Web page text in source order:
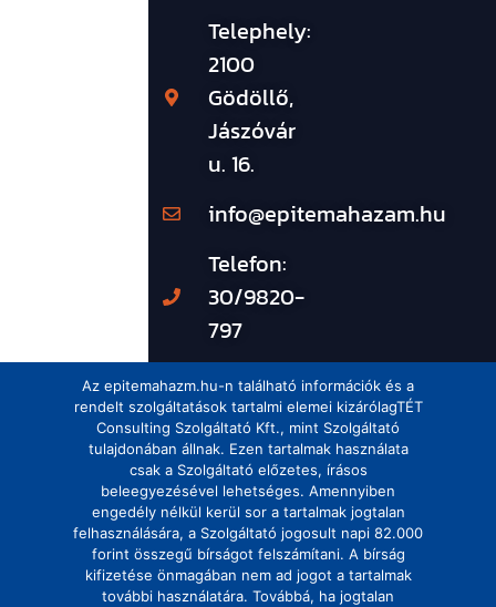
Telephely:
2100
Gödöllő,
Jászóvár
u. 16.
info@epitemahazam.hu
Telefon:
30/9820-
797
Az epitemahazm.hu-n található információk és a
rendelt szolgáltatások tartalmi elemei kizárólagTÉT
Consulting Szolgáltató Kft., mint Szolgáltató
tulajdonában állnak. Ezen tartalmak használata
csak a Szolgáltató előzetes, írásos
beleegyezésével lehetséges. Amennyiben
engedély nélkül kerül sor a tartalmak jogtalan
felhasználására, a Szolgáltató jogosult napi 82.000
forint összegű bírságot felszámítani. A bírság
kifizetése önmagában nem ad jogot a tartalmak
további használatára. Továbbá, ha jogtalan